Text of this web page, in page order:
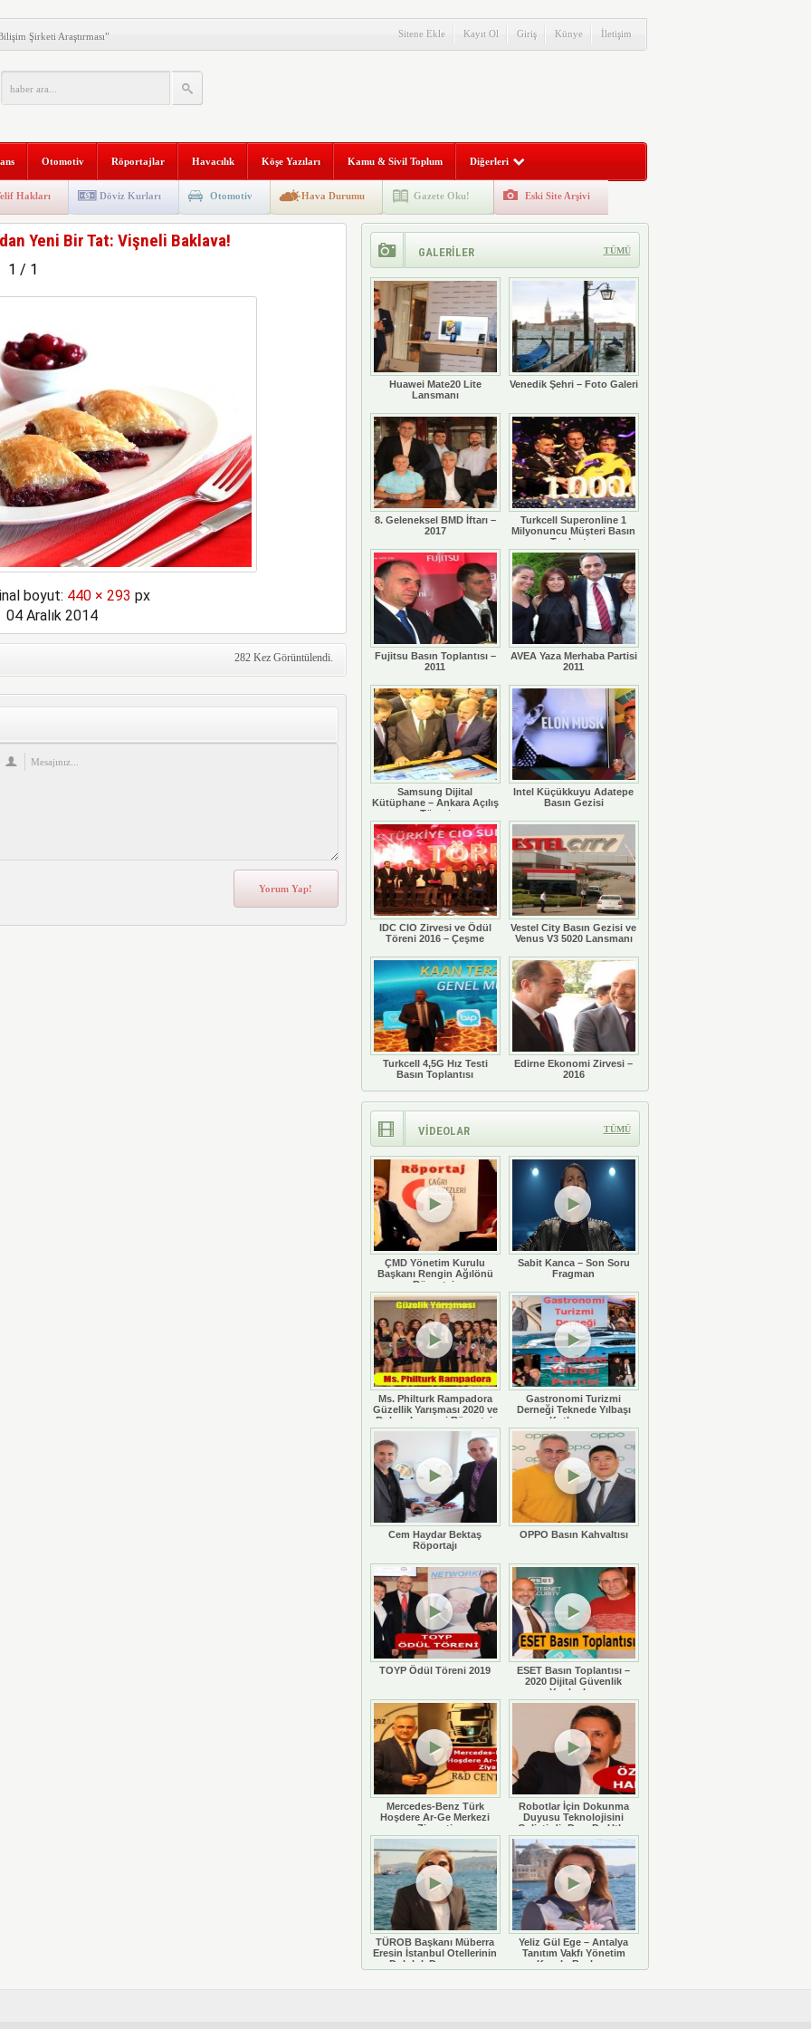
Şirketi Araştırması”
2. Defa Büyüyor
Geçti
“Aranan Mezun”
ve Kadim Eşikler” Karma
instax mini 99’un
Stratejik Ortaklık Kurdu
Sitene Ekle Kayıt Ol Giriş Künye İletişim
Otomotiv Röportajlar Havacılık Köşe Yazıları Kamu & Sivil Toplum Diğerleri
Hakları Döviz Kurları Otomotiv Hava Durumu Gazete Oku! Eski Site Arşivi
Yeni Bir Tat: Vişneli Baklava!
1 / 1
boyut: 440 × 293 px
04 Aralık 2014
282 Kez Görüntülendi.
GALERİLER TÜMÜ
Huawei Mate20 Lite
Lansmanı
Venedik Şehri – Foto Galeri
8. Geleneksel BMD İftarı –
2017
Turkcell Superonline 1
Milyonuncu Müşteri Basın
Toplantısı
Fujitsu Basın Toplantısı –
2011
AVEA Yaza Merhaba Partisi
2011
Samsung Dijital
Kütüphane – Ankara Açılış
Töreni
Intel Küçükkuyu Adatepe
Basın Gezisi
IDC CIO Zirvesi ve Ödül
Töreni 2016 – Çeşme
Vestel City Basın Gezisi ve
Venus V3 5020 Lansmanı
Turkcell 4,5G Hız Testi
Basın Toplantısı
Edirne Ekonomi Zirvesi –
2016
VİDEOLAR TÜMÜ
ÇMD Yönetim Kurulu
Başkanı Rengin Ağılönü
Röportajı
Sabit Kanca – Son Soru
Fragman
Ms. Philturk Rampadora
Güzellik Yarışması 2020 ve
Rohan Legaspi Röportajı
Gastronomi Turizmi
Derneği Teknede Yılbaşı
Kutlaması
Cem Haydar Bektaş
Röportajı
OPPO Basın Kahvaltısı
TOYP Ödül Töreni 2019
ESET Basın Toplantısı –
2020 Dijital Güvenlik
Yazılımları
Mercedes-Benz Türk
Hoşdere Ar-Ge Merkezi
Ziyareti
Robotlar İçin Dokunma
Duyusu Teknolojisini
Geliştirdi: Doç. Dr. Utku
Büyükşahin
TÜROB Başkanı Müberra
Eresin İstanbul Otellerinin
Doluluk Durumunu
Yeliz Gül Ege – Antalya
Tanıtım Vakfı Yönetim
Kurulu Başkanı